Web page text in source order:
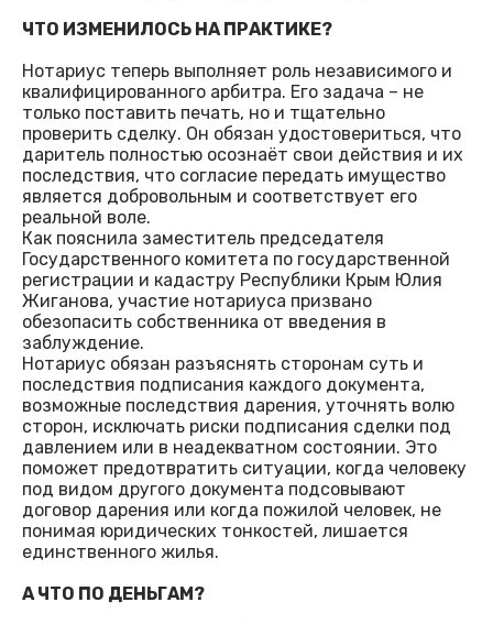
ЧТО ИЗМЕНИЛОСЬ НА ПРАКТИКЕ?
Нотариус теперь выполняет роль независимого и
квалифицированного арбитра. Его задача – не
только поставить печать, но и тщательно
проверить сделку. Он обязан удостовериться, что
даритель полностью осознаёт свои действия и их
последствия, что согласие передать имущество
является добровольным и соответствует его
реальной воле.
Как пояснила заместитель председателя
Государственного комитета по государственной
регистрации и кадастру Республики Крым Юлия
Жиганова, участие нотариуса призвано
обезопасить собственника от введения в
заблуждение.
Нотариус обязан разъяснять сторонам суть и
последствия подписания каждого документа,
возможные последствия дарения, уточнять волю
сторон, исключать риски подписания сделки под
давлением или в неадекватном состоянии. Это
поможет предотвратить ситуации, когда человеку
под видом другого документа подсовывают
договор дарения или когда пожилой человек, не
понимая юридических тонкостей, лишается
единственного жилья.
А ЧТО ПО ДЕНЬГАМ?